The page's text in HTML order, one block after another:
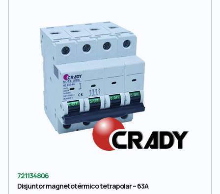
721134806
Disjuntor magnetotérmico tetrapolar – 63A